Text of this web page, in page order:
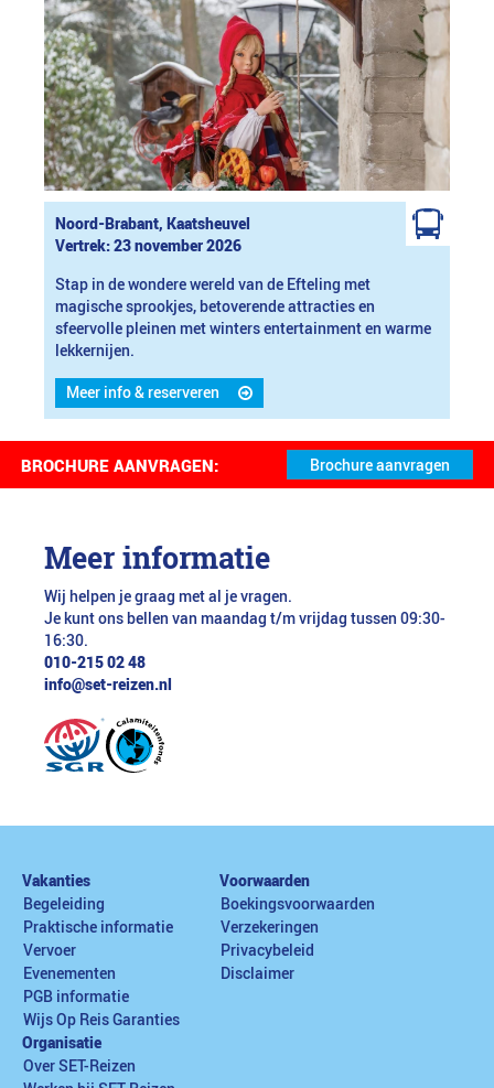
Noord-Brabant, Kaatsheuvel
Vertrek: 23 november 2026
Stap in de wondere wereld van de Efteling met
magische sprookjes, betoverende attracties en
sfeervolle pleinen met winters entertainment en warme
lekkernijen.
Meer info & reserveren
BROCHURE AANVRAGEN:
Meer informatie
Wij helpen je graag met al je vragen.
Je kunt ons bellen van maandag t/m vrijdag tussen 09:30-
16:30.
010-215 02 48
info@set-reizen.nl
Vakanties
Begeleiding
Praktische informatie
Vervoer
Evenementen
PGB informatie
Wijs Op Reis Garanties
Voorwaarden
Boekingsvoorwaarden
Verzekeringen
Privacybeleid
Disclaimer
Organisatie
Over SET-Reizen